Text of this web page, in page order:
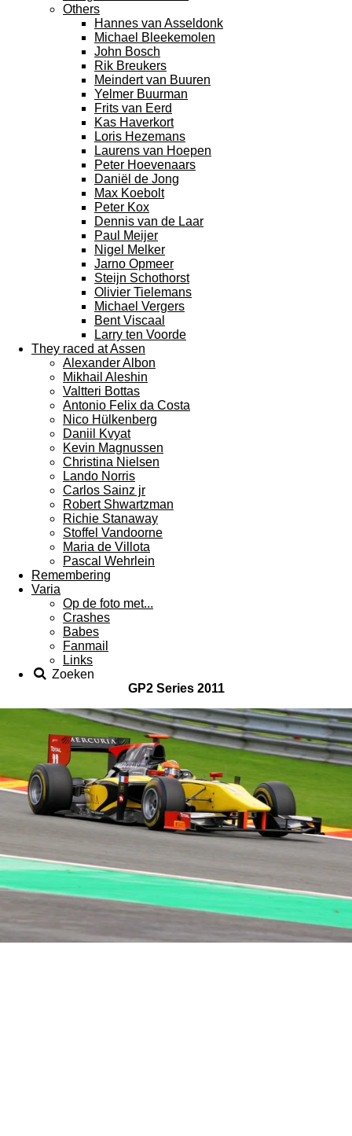
Others
Hannes van Asseldonk
Michael Bleekemolen
John Bosch
Rik Breukers
Meindert van Buuren
Yelmer Buurman
Frits van Eerd
Kas Haverkort
Loris Hezemans
Laurens van Hoepen
Peter Hoevenaars
Daniël de Jong
Max Koebolt
Peter Kox
Dennis van de Laar
Paul Meijer
Nigel Melker
Jarno Opmeer
Steijn Schothorst
Olivier Tielemans
Michael Vergers
Bent Viscaal
Larry ten Voorde
They raced at Assen
Alexander Albon
Mikhail Aleshin
Valtteri Bottas
Antonio Felix da Costa
Nico Hülkenberg
Daniil Kvyat
Kevin Magnussen
Christina Nielsen
Lando Norris
Carlos Sainz jr
Robert Shwartzman
Richie Stanaway
Stoffel Vandoorne
Maria de Villota
Pascal Wehrlein
Remembering
Varia
Op de foto met...
Crashes
Babes
Fanmail
Links
Zoeken
GP2 Series 2011